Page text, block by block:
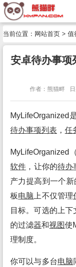
当前位置： 网站首页 > 值
安卓待办事
作者：熊猫畔
MyLifeOrganized
待办事项列表 ， 任
MyLifeOrganized
软件 ，让你的待办
产力提高到一个
板电脑 上不仅管理
目标。可选的上下
的过滤器和视图使
理制度。
你可以与多台电脑